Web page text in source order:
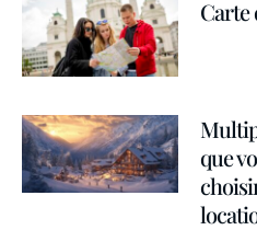
Carte
que